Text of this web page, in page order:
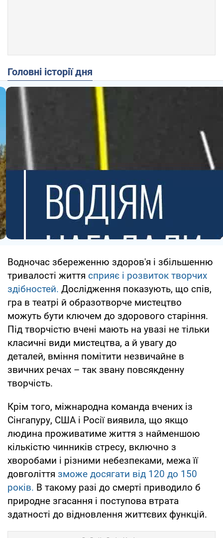
Головні історії дня
Водночас збереженню здоров'я і збільшенню
тривалості життя сприяє і розвиток творчих
здібностей. Дослідження показують, що спів,
гра в театрі й образотворче мистецтво
можуть бути ключем до здорового старіння.
Під творчістю вчені мають на увазі не тільки
класичні види мистецтва, а й увагу до
деталей, вміння помітити незвичайне в
звичних речах – так звану повсякденну
творчість.
Крім того, міжнародна команда вчених із
Сінгапуру, США і Росії виявила, що якщо
людина проживатиме життя з найменшою
кількістю чинників стресу, включно з
хворобами і різними небезпеками, межа її
довголіття зможе досягати від 120 до 150
років. В такому разі до смерті приводило б
природне згасання і поступова втрата
здатності до відновлення життєвих функцій.